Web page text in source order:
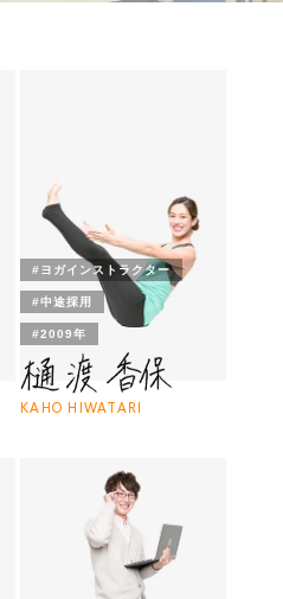
KAHO HIWATARI
#ヨガインストラクター
#中途採用
#2009年